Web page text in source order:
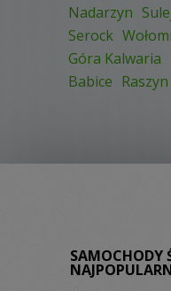
Nadarzyn
Serock
Góra Kalwaria
Babice Raszyn
SAMOCHODY